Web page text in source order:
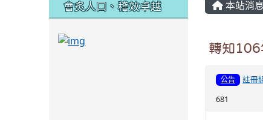
本站消息
轉知106
公告 註冊
681
會炙人口、稽效卓越
link to https://sites.google.com/